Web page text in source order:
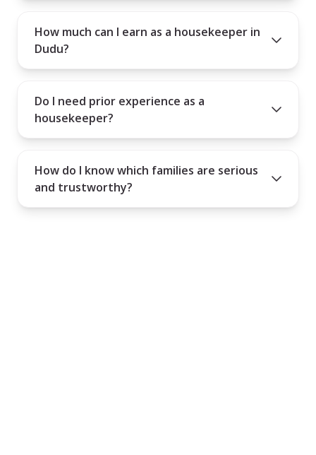
How much can I earn as a housekeeper in
Dudu?
Do I need prior experience as a
housekeeper?
How do I know which families are serious
and trustworthy?